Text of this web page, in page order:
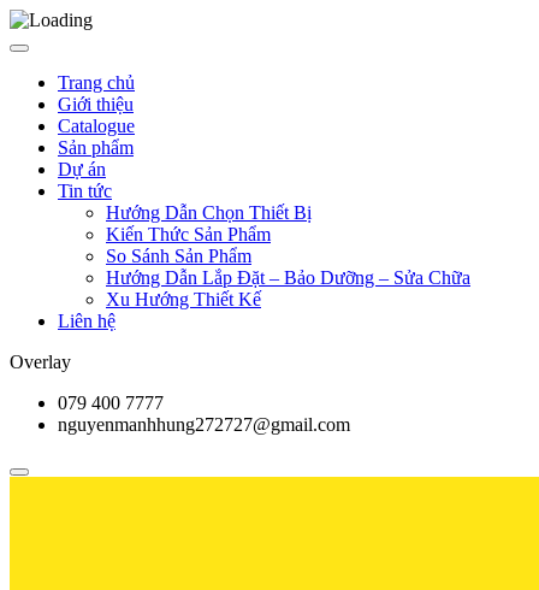
Trang chủ
Giới thiệu
Catalogue
Sản phẩm
Dự án
Tin tức
Hướng Dẫn Chọn Thiết Bị
Kiến Thức Sản Phẩm
So Sánh Sản Phẩm
Hướng Dẫn Lắp Đặt – Bảo Dưỡng – Sửa Chữa
Xu Hướng Thiết Kế
Liên hệ
Overlay
079 400 7777
nguyenmanhhung272727@gmail.com